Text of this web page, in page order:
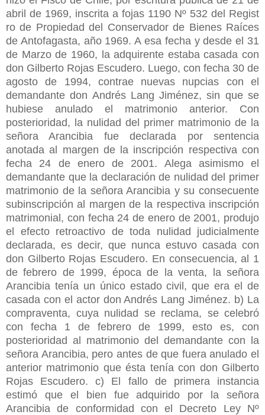
abril de 1969, inscrita a fojas 1190 Nº 532 del Regist
ro de Propiedad del Conservador de Bienes Raíces
de Antofagasta, año 1969. A esa fecha y desde el 31
de Marzo de 1960, la adquirente estaba casada con
don Gilberto Rojas Escudero. Luego, con fecha 30 de
agosto de 1994, contrae nuevas nupcias con el
demandante don Andrés Lang Jiménez, sin que se
hubiese anulado el matrimonio anterior. Con
posterioridad, la nulidad del primer matrimonio de la
señora Arancibia fue declarada por sentencia
anotada al margen de la inscripción respectiva con
fecha 24 de enero de 2001. Alega asimismo el
demandante que la declaración de nulidad del primer
matrimonio de la señora Arancibia y su consecuente
subinscripción al margen de la respectiva inscripción
matrimonial, con fecha 24 de enero de 2001, produjo
el efecto retroactivo de toda nulidad judicialmente
declarada, es decir, que nunca estuvo casada con
don Gilberto Rojas Escudero. En consecuencia, al 1
de febrero de 1999, época de la venta, la señora
Arancibia tenía un único estado civil, que era el de
casada con el actor don Andrés Lang Jiménez. b) La
compraventa, cuya nulidad se reclama, se celebró
con fecha 1 de febrero de 1999, esto es, con
posterioridad al matrimonio del demandante con la
señora Arancibia, pero antes de que fuera anulado el
anterior matrimonio que ésta tenía con don Gilberto
Rojas Escudero. c) El fallo de primera instancia
estimó que el bien fue adquirido por la señora
Arancibia de conformidad con el Decreto Ley Nº